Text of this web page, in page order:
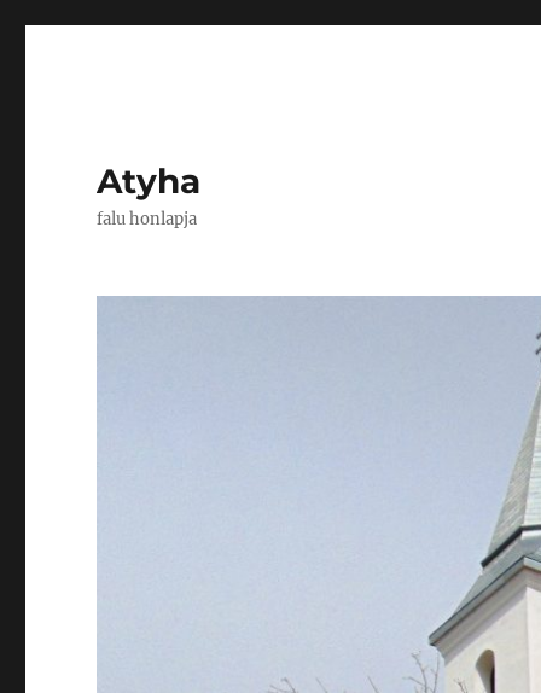
Atyha
falu honlapja